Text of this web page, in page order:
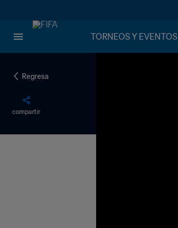
TORNEOS Y EVENTOS
Regresa
compartir